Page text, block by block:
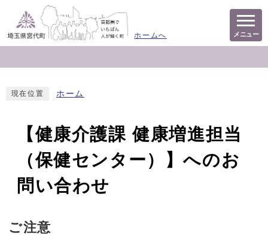
ホームへ メニュー
現在位置 ホーム
【健康介護課 健康増進担当
（保健センター）】へのお
問い合わせ
ご注意